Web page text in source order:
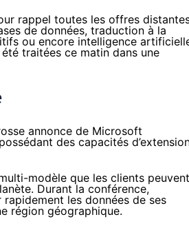
rappel toutes les offres
de données, traduction à la
ou encore intelligence
traitées ce matin dans une
annonce de Microsoft
des capacités
modèle que les clients peuvent
Durant la conférence,
les données de ses
région géographique.